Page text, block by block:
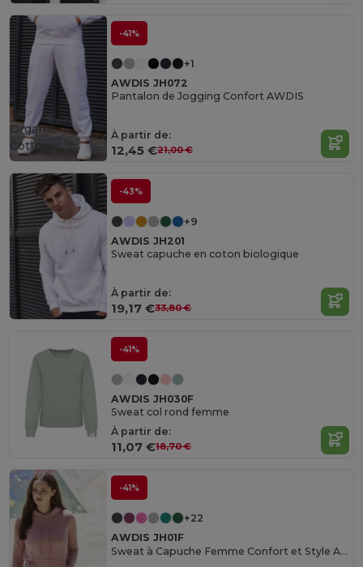
-41%
+1
AWDIS JH072
Pantalon de Jogging Confort AWDIS
À partir de:
12,45 €21,00 €
Organic
Cotton
-43%
+9
AWDIS JH201
Sweat capuche en coton biologique
À partir de:
19,17 €33,80 €
-41%
AWDIS JH030F
Sweat col rond femme
À partir de:
11,07 €18,70 €
-41%
+22
AWDIS JH01F
Sweat à Capuche Femme Confort et Style AWDIS